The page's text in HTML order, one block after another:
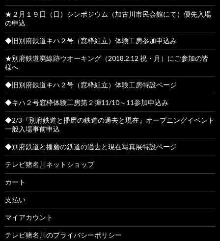
★２月１９日（日）シンポジウム（加古川市民会館にて）優先入場
の申込
◆旧別府鉄道キハ２号（窓枠組立）体験工房参加申込み
★別府鉄道廃線跡ウオーキング（2018.2.12 祝・月）にご参加の皆
様へ
◆旧別府鉄道キハ２号（窓枠組立）体験工房特設ページ
◆キハ２号窓枠体験工房第２弾11/10～11参加申込み
◆2/3『別府鉄道と播磨の鉄道の過去と現在』オープニングイベント
一般入場事前申込
◆別府鉄道と播磨の鉄道の過去と現在写真展特設ページ
テレビ猪名川ネットショップ
カート
支払い
マイアカウント
テレビ猪名川のプライバシーポリシー